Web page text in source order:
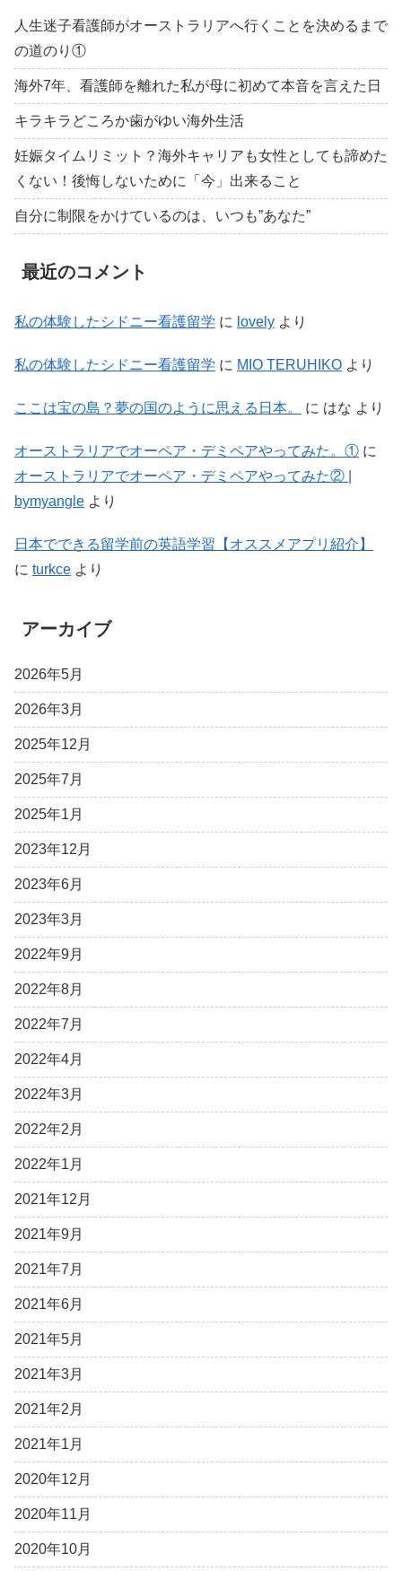
人生迷子看護師がオーストラリアへ行くことを決めるまで
の道のり①
海外7年、看護師を離れた私が母に初めて本音を言えた日
キラキラどころか歯がゆい海外生活
妊娠タイムリミット？海外キャリアも女性としても諦めた
くない！後悔しないために「今」出来ること
自分に制限をかけているのは、いつも”あなた”
最近のコメント
私の体験したシドニー看護留学 に lovely より
私の体験したシドニー看護留学 に MIO TERUHIKO より
ここは宝の島？夢の国のように思える日本。 に はな より
オーストラリアでオーペア・デミペアやってみた。① に
オーストラリアでオーペア・デミペアやってみた② |
bymyangle より
日本でできる留学前の英語学習【オススメアプリ紹介】
に turkce より
アーカイブ
2026年5月
2026年3月
2025年12月
2025年7月
2025年1月
2023年12月
2023年6月
2023年3月
2022年9月
2022年8月
2022年7月
2022年4月
2022年3月
2022年2月
2022年1月
2021年12月
2021年9月
2021年7月
2021年6月
2021年5月
2021年3月
2021年2月
2021年1月
2020年12月
2020年11月
2020年10月